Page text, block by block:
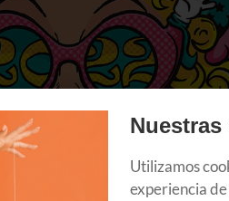
Utilizamos
experiencia